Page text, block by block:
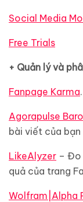
Social Media
Free Trials
+ Quản lý và
Fanpage Karma.
Agorapulse
bài viết của
LikeAlyzer – Đo
quả của trang
Wolfram|Alpha